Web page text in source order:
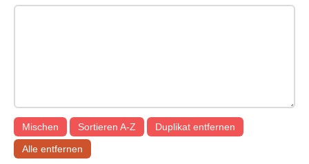
Mischen Sortieren A-Z
Duplikat entfernen
Alle entfernen